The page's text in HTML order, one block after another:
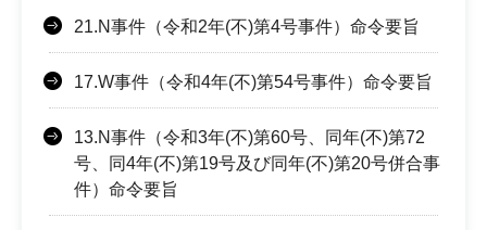
21.N事件（令和2年(不)第4号事件）命令要旨
17.W事件（令和4年(不)第54号事件）命令要旨
13.N事件（令和3年(不)第60号、同年(不)第72
号、同4年(不)第19号及び同年(不)第20号併合事
件）命令要旨